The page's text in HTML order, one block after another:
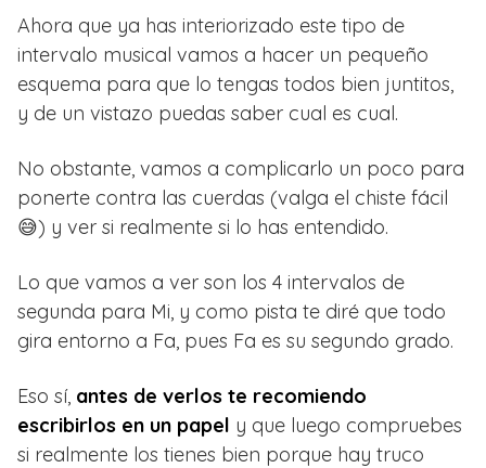
Ahora que ya has interiorizado este tipo de
intervalo musical vamos a hacer un pequeño
esquema para que lo tengas todos bien juntitos,
y de un vistazo puedas saber cual es cual.
No obstante, vamos a complicarlo un poco para
ponerte contra las cuerdas (valga el chiste fácil
😅) y ver si realmente si lo has entendido.
Lo que vamos a ver son los 4 intervalos de
segunda para Mi, y como pista te diré que todo
gira entorno a Fa, pues Fa es su segundo grado.
Eso sí, antes de verlos te recomiendo
escribirlos en un papel y que luego compruebes
si realmente los tienes bien porque hay truco